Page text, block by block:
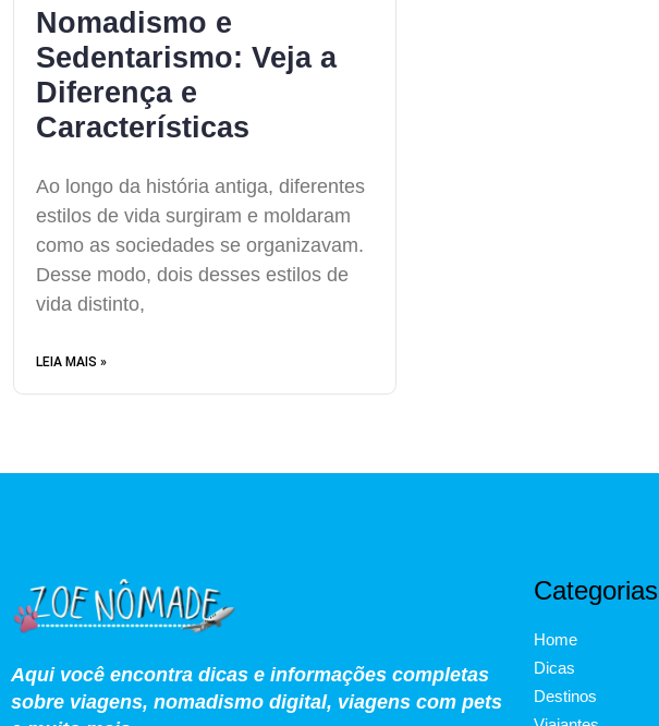
Nomadismo e
Sedentarismo: Veja a
Diferença e
Características
Ao longo da história antiga, diferentes
estilos de vida surgiram e moldaram
como as sociedades se organizavam.
Desse modo, dois desses estilos de
vida distinto,
LEIA MAIS »
Aqui você encontra dicas e informações completas
sobre viagens, nomadismo digital, viagens com pets
Categorias
Home
Dicas
Destinos